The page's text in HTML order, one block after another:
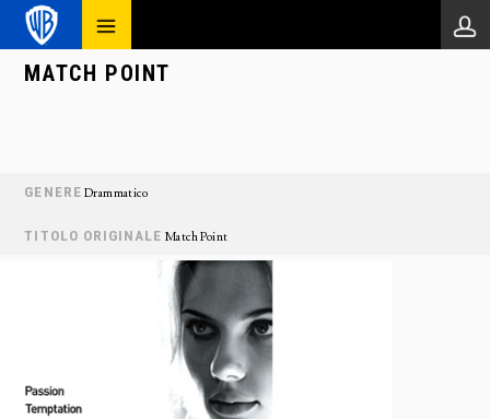
MATCH POINT
GENERE Drammatico
TITOLO ORIGINALE Match Point